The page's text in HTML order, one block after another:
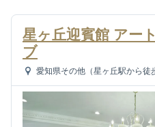
星ヶ丘迎賓館 アー
ブ
愛知県その他（星ヶ丘駅から徒